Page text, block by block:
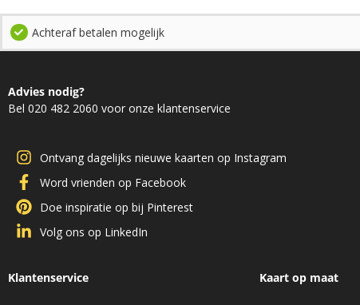
Achteraf betalen mogelijk
Advies nodig?
Bel 020 482 2060 voor onze klantenservice
Ontvang dagelijks nieuwe kaarten op Instagram
Word vrienden op Facebook
Doe inspiratie op bij Pinterest
Volg ons op LinkedIn
Klantenservice Kaart op maat